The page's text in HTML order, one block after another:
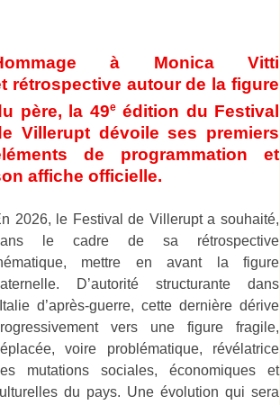
à Monica Vitti
rétrospective autour de la figure
père, la 49e édition du Festival
Villerupt dévoile ses premiers
de programmation et
affiche officielle.
2026, le Festival de Villerupt a souhaité,
le cadre de sa rétrospective
mettre en avant la figure
D’autorité structurante dans
d’après-guerre, cette dernière dérive
vers une figure fragile,
voire problématique, révélatrice
mutations sociales, économiques et
du pays. Une évolution qui sera